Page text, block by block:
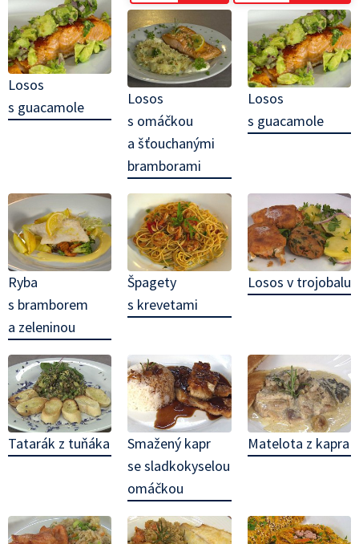
Losos
s guacamole
Losos
s omáčkou
a šťouchanými
bramborami
Losos
s guacamole
Ryba
s bramborem
a zeleninou
Špagety
s krevetami
Losos v trojobalu
Tatarák z tuňáka
Smažený kapr
se sladkokyselou
omáčkou
Matelota z kapra